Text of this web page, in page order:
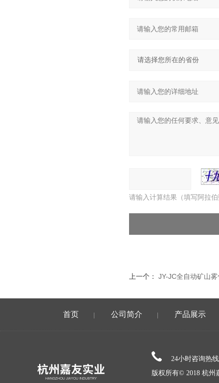
请输入计算结果（填写阿拉
上一个： JY-JC全自动矿山
首页 公司简介 产品展示
24小时咨询热
版权所有© 2018 杭州